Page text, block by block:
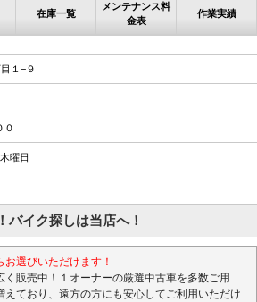
在庫一覧
メンテナンス料
金表
作業実績
１−９
０
曜日
バイク探しは当店へ！
選びいただけます！
く販売中！１オーナーの厳選中古車を多数ご用
ており、遠方の方にも安心してご利用いただけ